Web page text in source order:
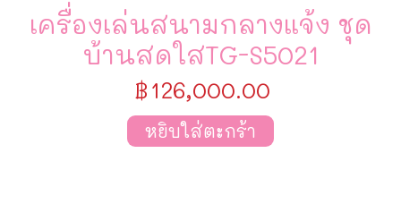
เครื่องเล่นสนามกลางแจ้ง ชุด
บ้านสดใสTG-S5021
฿126,000.00
หยิบใส่ตะกร้า